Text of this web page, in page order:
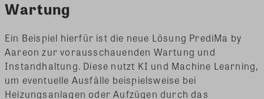
Wartung
Ein Beispiel hierfür ist die neue Lösung PrediMa by
Aareon zur vorausschauenden Wartung und
Instandhaltung. Diese nutzt KI und Machine Learning,
um eventuelle Ausfälle beispielsweise bei
Heizungsanlagen oder Aufzügen durch das